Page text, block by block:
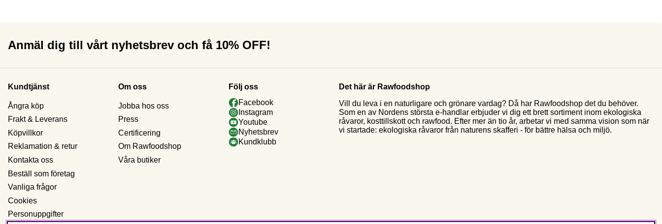
Anmäl dig till vårt nyhetsbrev och få 10% OFF!
Kundtjänst
Ångra köp
Frakt & Leverans
Köpvillkor
Reklamation & retur
Kontakta oss
Beställ som företag
Vanliga frågor
Cookies
Personuppgifter
Om oss
Jobba hos oss
Press
Certificering
Om Rawfoodshop
Våra butiker
Följ oss
Facebook
Instagram
Youtube
Nyhetsbrev
Kundklubb
Det här är Rawfoodshop
Vill du leva i en naturligare och grönare vardag? Då har Rawfoodshop det du behöver.
Som en av Nordens största e-handlar erbjuder vi dig ett brett sortiment inom ekologiska
råvaror, kosttillskott och rawfood. Efter mer än tio år, arbetar vi med samma vision som när
vi startade: ekologiska råvaror från naturens skafferi - för bättre hälsa och miljö.